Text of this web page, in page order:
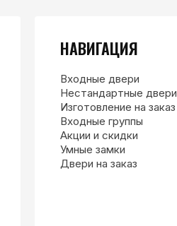
НАВИГАЦИЯ
Входные двери
Нестандартные двери
Изготовление на заказ
Входные группы
Акции и скидки
Умные замки
Двери на заказ